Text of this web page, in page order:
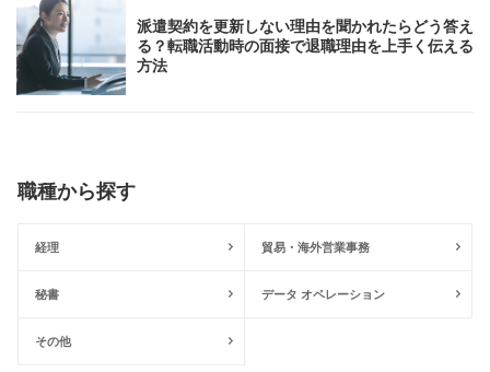
派遣契約を更新しない理由を聞かれたらどう答え
る？転職活動時の面接で退職理由を上手く伝える
方法
職種から探す
経理 貿易・海外営業事務
秘書 データ オペレーション
その他